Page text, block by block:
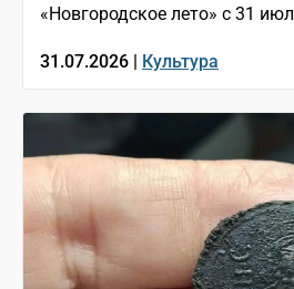
«Новгородское лето» с 31
31.07.2026 | Культура